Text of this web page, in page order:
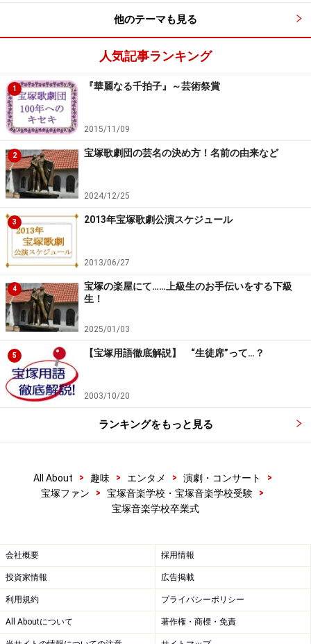
他のテーマも見る
人気記事ランキング
1 『華麗なる千拍子』～芸術祭賞
2015/11/09
2 宝塚歌劇団の芸名の決め方！名前の由来など
2024/12/25
3 2013年宝塚歌劇公演スケジュール
2013/06/27
4
宝塚の楽屋にて……上級生のお手伝いをする下級
生！
2025/01/03
5 【宝塚用語徹底解説】 “生徒席”って…？
2003/10/20
ランキングをもっと見る
All About > 趣味 > エンタメ > 演劇・コンサート
>
宝塚ファン
> 宝塚音楽学校・宝塚音楽学校受験
>
宝塚音楽学校卒業式
会社概要 採用情報
投資家情報 広告掲載
利用規約 プライバシーポリシー
All Aboutについて 著作権・商標・免責